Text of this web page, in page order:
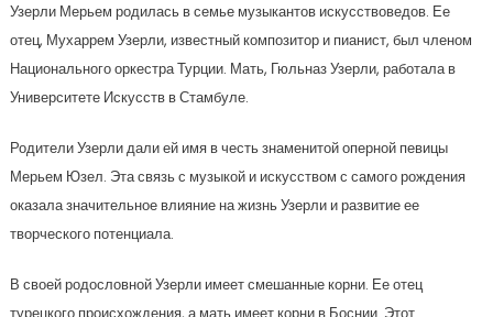
Узерли Мерьем родилась в семье музыкантов искусствоведов. Ее
отец, Мухаррем Узерли, известный композитор и пианист, был членом
Национального оркестра Турции. Мать, Гюльназ Узерли, работала в
Университете Искусств в Стамбуле.
Родители Узерли дали ей имя в честь знаменитой оперной певицы
Мерьем Юзел. Эта связь с музыкой и искусством с самого рождения
оказала значительное влияние на жизнь Узерли и развитие ее
творческого потенциала.
В своей родословной Узерли имеет смешанные корни. Ее отец